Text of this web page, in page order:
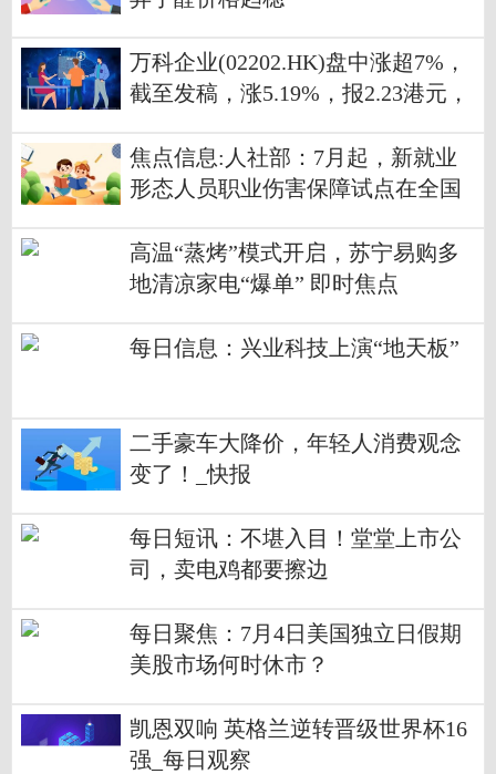
万科企业(02202.HK)盘中涨超7%，
截至发稿，涨5.19%，报2.23港元，
焦点信息:人社部：7月起，新就业
形态人员职业伤害保障试点在全国
高温“蒸烤”模式开启，苏宁易购多
地清凉家电“爆单” 即时焦点
每日信息：兴业科技上演“地天板”
二手豪车大降价，年轻人消费观念
变了！_快报
每日短讯：不堪入目！堂堂上市公
司，卖电鸡都要擦边
每日聚焦：7月4日美国独立日假期
美股市场何时休市？
凯恩双响 英格兰逆转晋级世界杯16
强_每日观察